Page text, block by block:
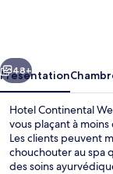
Spa
Suivant
48+
Présentation
Hotel Continental
vous plaçant à
Les clients peuvent
chouchouter au spa
des soins